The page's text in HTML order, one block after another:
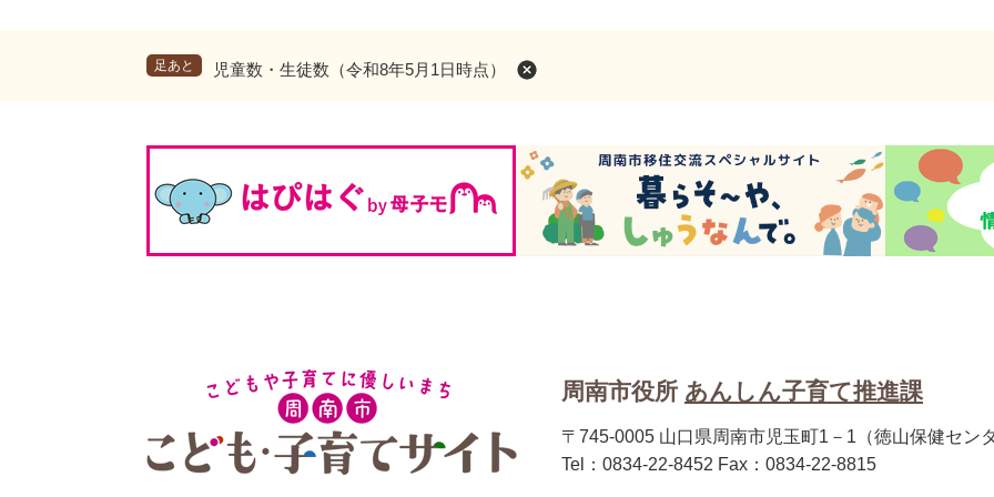
足あと 児童数・生徒数（令和8年5月1日時点）
周南市役所 あんしん子育て推進課
〒745-0005 山口県周南市児玉町1－1（徳山保健セン
Tel：0834-22-8452 Fax：0834-22-8815